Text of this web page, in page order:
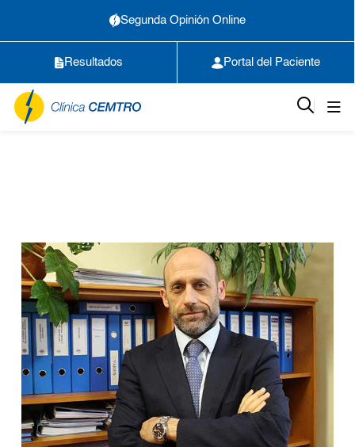
Segunda Opinión Online
Resultados Portal del Paciente